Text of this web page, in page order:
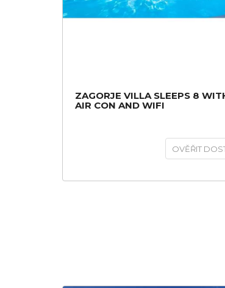
ZAGORJE VILLA SLEEPS 8
AIR CON AND WIFI
OVĚŘIT